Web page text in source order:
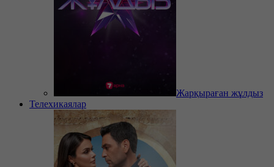
Жарқыраған жұлдыз
Телехикаялар